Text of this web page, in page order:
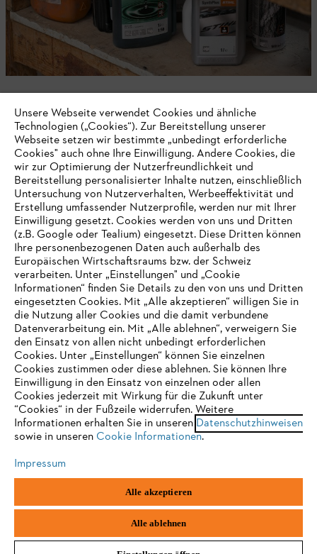
Persönliche Schutzausrüstung
Nichts mehr verpassen mit dem STIHL
Newsletter
E-Mail-Adresse
Jetzt anmelden
#STIHL
Unternehmen
IHR BROWSER WIRD NICHT
UNTERSTÜTZT
Sie nutzen einen Browser, den wir noch nicht unterstützen. Für
eine optimale Nutzung unserer Seite empfehlen wir Ihnen, zu
einem der folgenden Browser zu wechseln:
Firefox Chrome
Unsere Webseite verwendet Cookies und ähnliche
Technologien („Cookies“). Zur Bereitstellung unserer
Webseite setzen wir bestimmte „unbedingt erforderliche
Cookies" auch ohne Ihre Einwilligung. Andere Cookies, die
wir zur Optimierung der Nutzerfreundlichkeit und
Bereitstellung personalisierter Inhalte nutzen, einschließlich
Untersuchung von Nutzerverhalten, Werbeeffektivität und
Erstellung umfassender Nutzerprofile, werden nur mit Ihrer
Einwilligung gesetzt. Cookies werden von uns und Dritten
(z.B. Google oder Tealium) eingesetzt. Diese Dritten können
Ihre personenbezogenen Daten auch außerhalb des
Europäischen Wirtschaftsraums bzw. der Schweiz
verarbeiten. Unter „Einstellungen" und „Cookie
Informationen“ finden Sie Details zu den von uns und Dritten
eingesetzten Cookies. Mit „Alle akzeptieren“ willigen Sie in
die Nutzung aller Cookies und die damit verbundene
Datenverarbeitung ein. Mit „Alle ablehnen“, verweigern Sie
den Einsatz von allen nicht unbedingt erforderlichen
Cookies. Unter „Einstellungen“ können Sie einzelnen
Cookies zustimmen oder diese ablehnen. Sie können Ihre
Einwilligung in den Einsatz von einzelnen oder allen
Cookies jederzeit mit Wirkung für die Zukunft unter
“Cookies“ in der Fußzeile widerrufen. Weitere
Informationen erhalten Sie in unseren Datenschutzhinweisen
sowie in unseren Cookie Informationen.
Impressum
Alle akzeptieren
Alle ablehnen